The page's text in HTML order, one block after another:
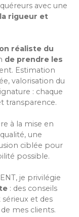
avec une
rigueur et
réaliste du
de prendre les
Estimation
valorisation du
: chaque
transparence.
à la mise en
une
ciblée pour
possible.
je privilégie
: des conseils
et des
mes clients.